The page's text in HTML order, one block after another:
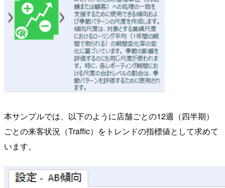
本サンプルでは、以下のように店舗ごとの12週（四半期）
ごとの来客状況（Traffic）をトレンドの指標値として求めて
います。